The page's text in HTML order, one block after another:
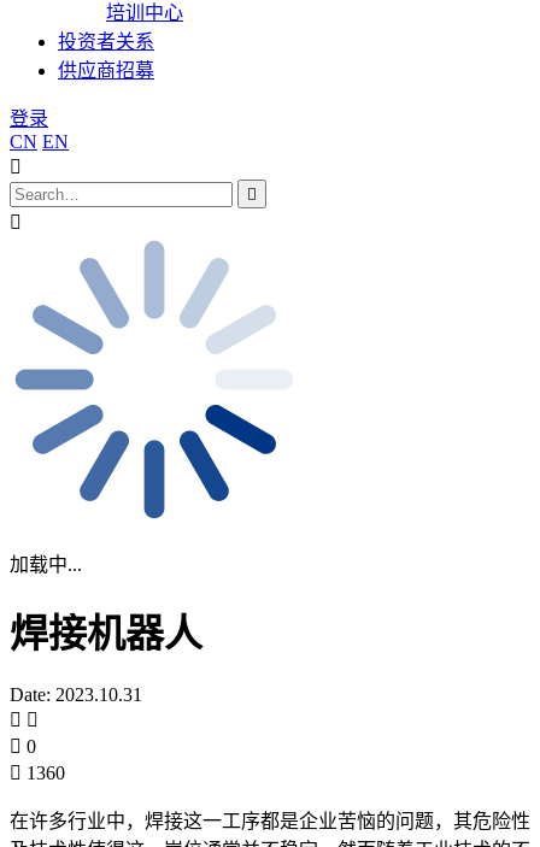
培训中心
投资者关系
供应商招募
登录
CN EN
加载中...
焊接机器人
Date: 2023.10.31
0
1360
在许多行业中，焊接这一工序都是企业苦恼的问题，其危险性